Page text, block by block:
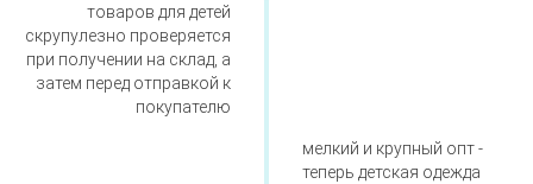
товаров для детей
скрупулезно проверяется
при получении на склад, а
затем перед отправкой к
покупателю
мелкий и крупный опт -
теперь детская одежда